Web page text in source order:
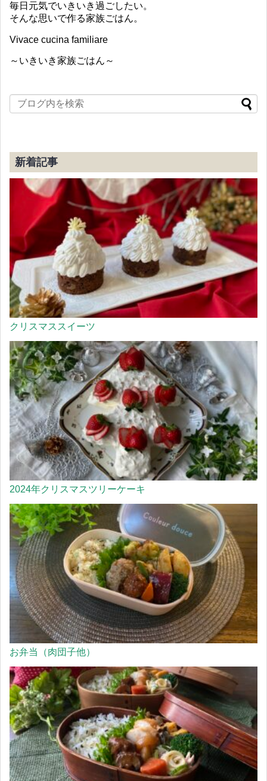
毎日元気でいきいき過ごしたい。
そんな思いで作る家族ごはん。
Vivace cucina familiare
～いきいき家族ごはん～
新着記事
クリスマススイーツ
2024年クリスマスツリーケーキ
お弁当（肉団子他）